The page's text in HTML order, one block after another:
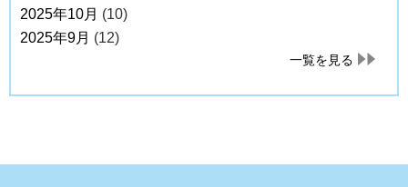
2025年10月 (10)
2025年9月 (12)
一覧を見る